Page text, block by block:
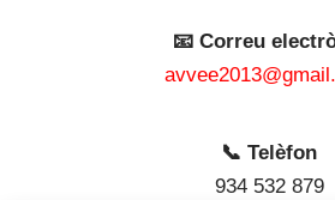
📧 Correu
📞 Telèfon
934 532 879